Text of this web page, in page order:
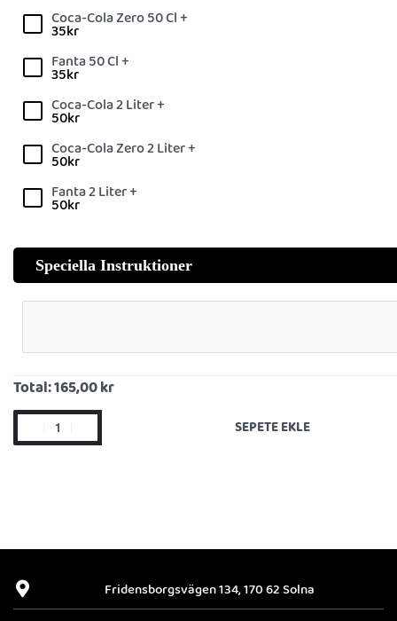
Coca-Cola Zero 50 Cl +
35kr
Fanta 50 Cl +
35kr
Coca-Cola 2 Liter +
50kr
Coca-Cola Zero 2 Liter +
50kr
Fanta 2 Liter +
50kr
Speciella Instruktioner
Total:165,00 kr
SEPETE EKLE
Fridensborgsvägen 134, 170 62 Solna